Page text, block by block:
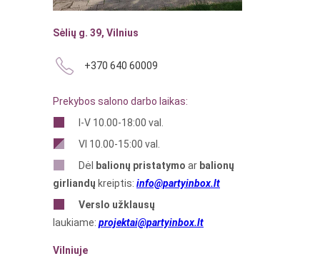
Sėlių g. 39, Vilnius
+370 640 60009
Prekybos salono darbo laikas:
I-V 10.00-18:00 val.
VI 10.00-15:00 val.
Dėl
balionų pristatymo ar balionų
girliandų kreiptis: info@partyinbox.lt
Verslo užklausų
laukiame: projektai@partyinbox.lt
Vilniuje